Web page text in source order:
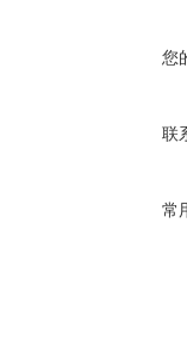
您
联
常